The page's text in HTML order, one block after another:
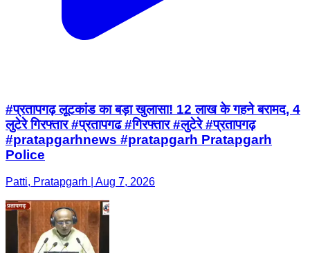
#प्रतापगढ़ लूटकांड का बड़ा खुलासा! 12 लाख के गहने बरामद, 4
लुटेरे गिरफ्तार #प्रतापगढ #गिरफ्तार #लुटेरे #प्रतापगढ़
#pratapgarhnews #pratapgarh Pratapgarh
Police
Patti, Pratapgarh | Aug 7, 2026